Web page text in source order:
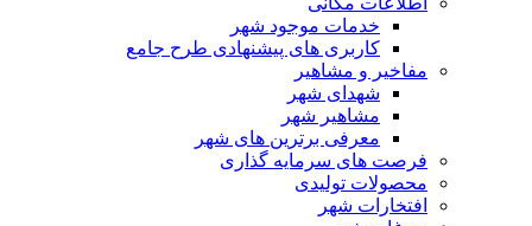
خدمات موجود شهر
کاربری های پیشنهادی طرح جامع
مفاخیر و مشاهیر
شهدای شهر
مشاهیر شهر
معرفی برترین های شهر
فرصت های سرمایه گذاری
محصولات تولیدی
افتخارات شهر